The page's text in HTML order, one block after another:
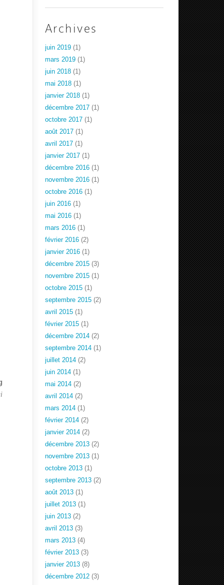
Archives
juin 2019 (1)
mars 2019 (1)
juin 2018 (1)
mai 2018 (1)
janvier 2018 (1)
décembre 2017 (1)
octobre 2017 (1)
août 2017 (1)
avril 2017 (1)
janvier 2017 (1)
décembre 2016 (1)
novembre 2016 (1)
octobre 2016 (1)
juin 2016 (1)
mai 2016 (1)
mars 2016 (1)
février 2016 (2)
janvier 2016 (1)
décembre 2015 (3)
novembre 2015 (1)
octobre 2015 (1)
septembre 2015 (2)
avril 2015 (1)
février 2015 (1)
décembre 2014 (2)
septembre 2014 (1)
juillet 2014 (2)
juin 2014 (1)
mai 2014 (2)
avril 2014 (2)
mars 2014 (1)
février 2014 (2)
janvier 2014 (2)
décembre 2013 (2)
novembre 2013 (1)
octobre 2013 (1)
septembre 2013 (2)
août 2013 (1)
juillet 2013 (1)
juin 2013 (2)
avril 2013 (3)
mars 2013 (4)
février 2013 (3)
janvier 2013 (8)
décembre 2012 (3)